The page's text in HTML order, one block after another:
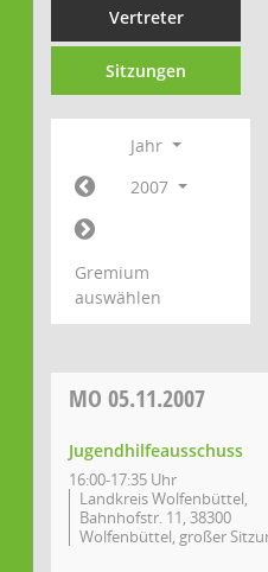
Vertreter
Sitzungen
Jahr
2007
Gremium
auswählen
MO 05.11.2007
Jugendhilfeausschuss
16:00-17:35 Uhr
Landkreis Wolfenbüttel,
Bahnhofstr. 11, 38300
Wolfenbüttel, großer